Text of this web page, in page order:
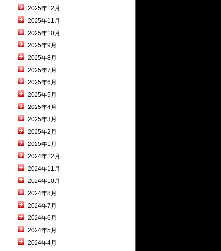
2025年12月
2025年11月
2025年10月
2025年9月
2025年8月
2025年7月
2025年6月
2025年5月
2025年4月
2025年3月
2025年2月
2025年1月
2024年12月
2024年11月
2024年10月
2024年8月
2024年7月
2024年6月
2024年5月
2024年4月